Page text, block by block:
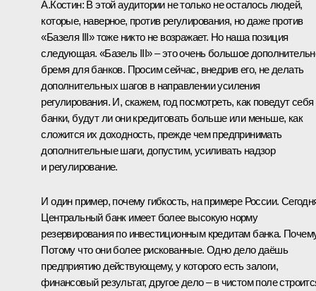
А.Костин: В этой аудитории не только не осталось людей,
которые, наверное, против регулирования, но даже против
«Базеля III» тоже никто не возражает. Но наша позиция
следующая. «Базель III» – это очень большое
бремя для банков. Просим сейчас, внедрив его, не делать
дополнительных шагов в направлении усиления
регулирования. И, скажем, год посмотреть, как поведут себя
банки, будут ли они кредитовать больше или меньше, как
сложится их доходность, прежде чем предпринимать
дополнительные шаги, допустим, усиливать надзор
и регулирование.
И один пример, почему гибкость, на примере России.
Центральный банк имеет более высокую норму
резервирования по инвестиционным кредитам банка.
Потому что они более рискованные. Одно дело даёшь
предприятию действующему, у которого есть залоги,
финансовый результат, другое дело – в чистом поле